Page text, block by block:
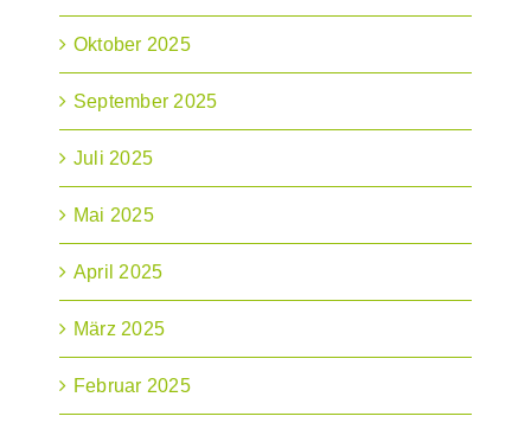
Oktober 2025
September 2025
Juli 2025
Mai 2025
April 2025
März 2025
Februar 2025